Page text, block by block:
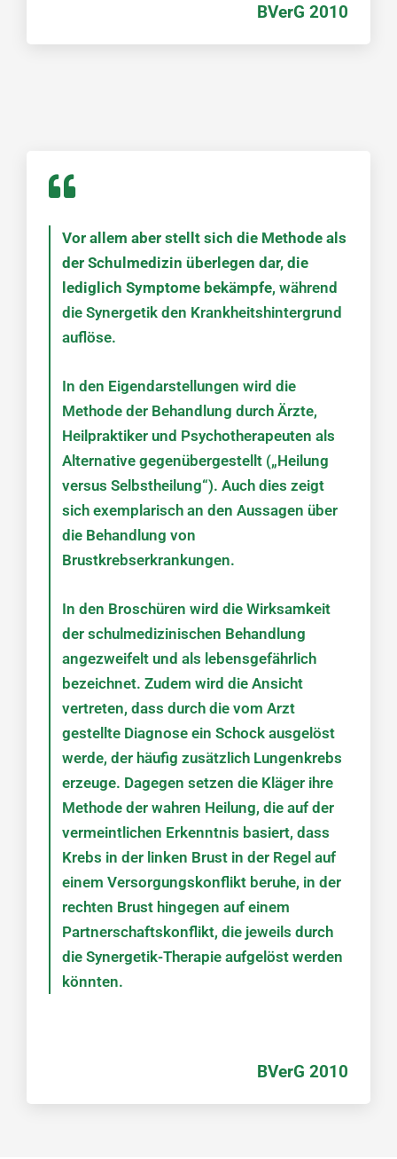
BVerG 2010
Vor allem aber stellt sich die Methode als
der Schulmedizin überlegen dar, die
lediglich Symptome bekämpfe, während
die Synergetik den Krankheitshintergrund
auflöse.
In den Eigendarstellungen wird die
Methode der Behandlung durch Ärzte,
Heilpraktiker und Psychotherapeuten als
Alternative gegenübergestellt („Heilung
versus Selbstheilung“). Auch dies zeigt
sich exemplarisch an den Aussagen über
die Behandlung von
Brustkrebserkrankungen.
In den Broschüren wird die Wirksamkeit
der schulmedizinischen Behandlung
angezweifelt und als lebensgefährlich
bezeichnet. Zudem wird die Ansicht
vertreten, dass durch die vom Arzt
gestellte Diagnose ein Schock ausgelöst
werde, der häufig zusätzlich Lungenkrebs
erzeuge. Dagegen setzen die Kläger ihre
Methode der wahren Heilung, die auf der
vermeintlichen Erkenntnis basiert, dass
Krebs in der linken Brust in der Regel auf
einem Versorgungskonflikt beruhe, in der
rechten Brust hingegen auf einem
Partnerschaftskonflikt, die jeweils durch
die Synergetik-Therapie aufgelöst werden
könnten.
BVerG 2010